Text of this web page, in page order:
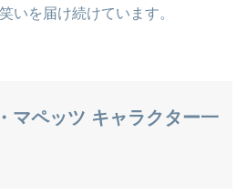
いを届け続けています。
マペッツ キャラクター一